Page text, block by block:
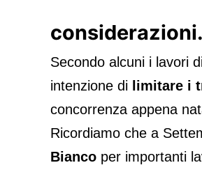
Secondo alcuni i lavori
intenzione di limitare i
concorrenza appena
Ricordiamo che a
Bianco per importanti